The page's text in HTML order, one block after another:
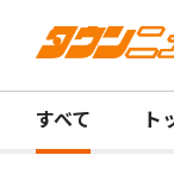
すべて ト